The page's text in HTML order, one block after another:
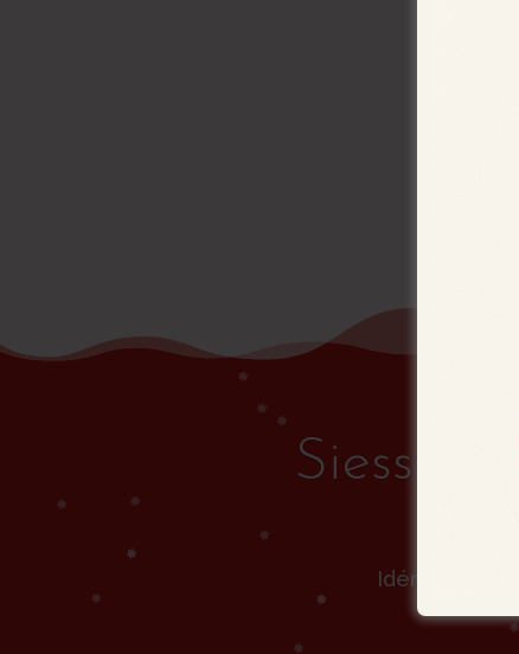
Idén 2025.